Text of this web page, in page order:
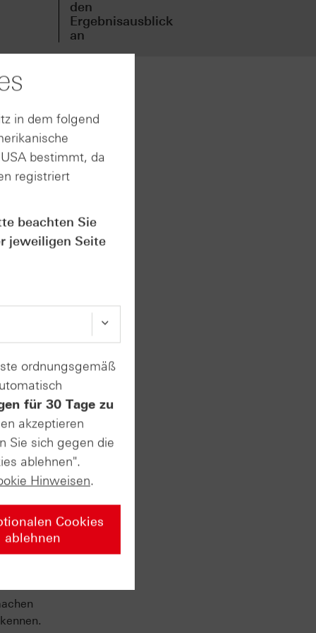
den
Ergebnisausblick
an
in dem folgend
bestimmt, da
registriert
beachten Sie
jeweiligen Seite
ordnungsgemäß
für 30 Tage zu
akzeptieren
Sie sich gegen die
ablehnen".
Hinweisen.
Cookies
ablehnen